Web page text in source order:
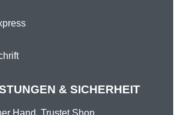
& SICHERHEIT